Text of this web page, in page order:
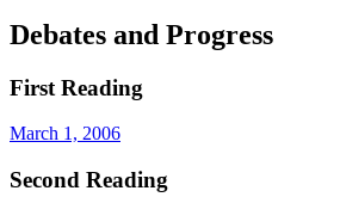
Debates and Progress
First Reading
March 1, 2006
Second Reading